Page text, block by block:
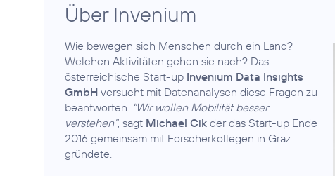
Über Invenium
Wie bewegen sich Menschen durch ein Land?
Welchen Aktivitäten gehen sie nach? Das
österreichische Start-up Invenium Data Insights
GmbH versucht mit Datenanalysen diese Fragen zu
beantworten. "Wir wollen Mobilität besser
verstehen", sagt Michael Cik der das Start-up Ende
2016 gemeinsam mit Forscherkollegen in Graz
gründete.